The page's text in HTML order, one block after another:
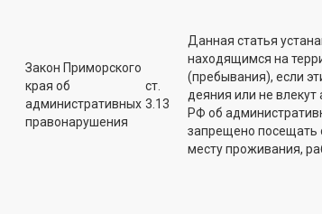
Закон Приморского
края об
административных
правонарушения
ст.
3.13
Данная статья
находящимся на
(пребывания), если
деяния или не влекут
РФ об
запрещено посещать
месту проживания,